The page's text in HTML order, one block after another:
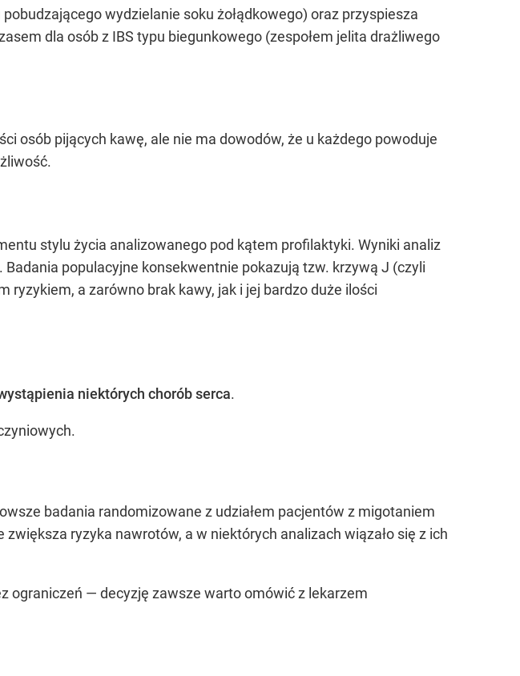
wydzielanie soku żołądkowego) oraz przyspiesza
dla osób z IBS typu biegunkowego (zespołem jelita drażliwego
osób pijących kawę, ale nie ma dowodów, że u każdego powoduje
stylu życia analizowanego pod kątem profilaktyki. Wyniki analiz
populacyjne konsekwentnie pokazują tzw. krzywą J (czyli
a zarówno brak kawy, jak i jej bardzo duże ilości
niektórych chorób serca.
badania randomizowane z udziałem pacjentów z migotaniem
ryzyka nawrotów, a w niektórych analizach wiązało się z ich
ograniczeń — decyzję zawsze warto omówić z lekarzem